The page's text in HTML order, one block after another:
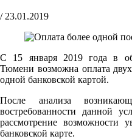
/ 23.01.2019
С 15 января 2019 года в
Тюмени возможна оплата
одной банковской картой.
После анализа
востребованности данной
рассмотрение возможности
банковской карте.